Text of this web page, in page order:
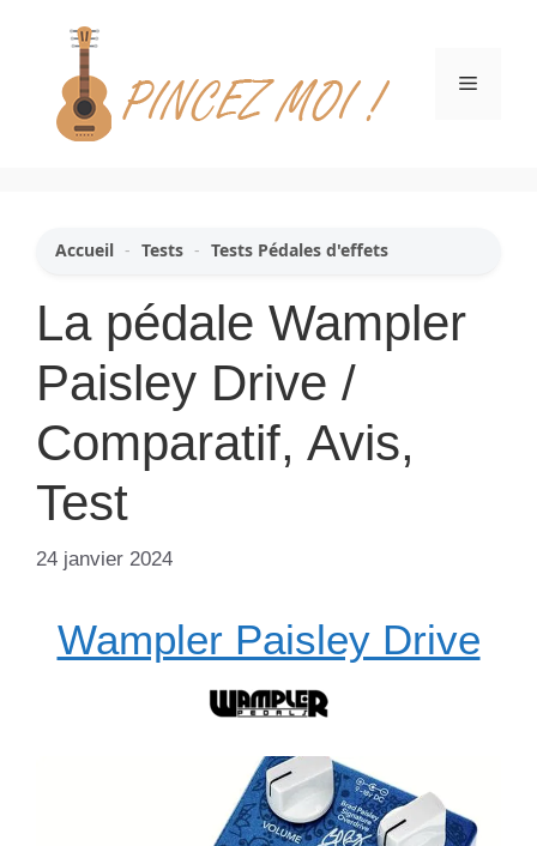
contenu
Menu
Accueil - Tests - Tests Pédales d'effets
La pédale Wampler
Paisley Drive /
Comparatif, Avis,
Test
24 janvier 2024
Wampler Paisley Drive